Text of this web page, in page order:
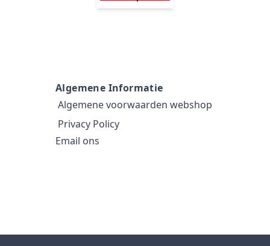
Algemene Informatie
Algemene voorwaarden webshop
Privacy Policy
Email ons